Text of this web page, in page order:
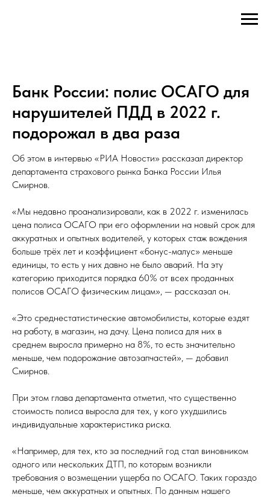
Банк России: полис ОСАГО для
нарушителей ПДД в 2022 г.
подорожал в два раза
Об этом в интервью «РИА Новости» рассказал директор
департамента страхового рынка Банка России Илья
Смирнов.
«Мы недавно проанализировали, как в 2022 г. изменилась
цена полиса ОСАГО при его оформлении на новый срок для
аккуратных и опытных водителей, у которых стаж вождения
больше трёх лет и коэффициент «бонус-малус» меньше
единицы, то есть у них давно не было аварий. На эту
категорию приходится порядка 60% от всех проданных
полисов ОСАГО физическим лицам», — рассказал он.
«Это среднестатистические автомобилисты, которые ездят
на работу, в магазин, на дачу. Цена полиса для них в
среднем выросла примерно на 8%, то есть значительно
меньше, чем подорожание автозапчастей», — добавил
Смирнов.
При этом глава департамента отметил, что существенно
стоимость полиса выросла для тех, у кого ухудшились
индивидуальные характеристика риска.
«Например, для тех, кто за последний год стал виновником
одного или нескольких ДТП, по которым возникли
требования о возмещении ущерба по ОСАГО. Таких гораздо
меньше, чем аккуратных и опытных. По данным нашего